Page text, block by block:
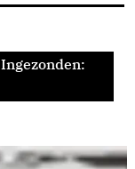
Ingezonden: